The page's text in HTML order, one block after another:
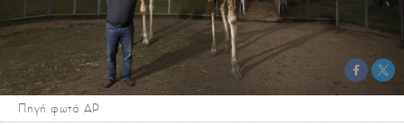
Πηγή φωτό ΑP